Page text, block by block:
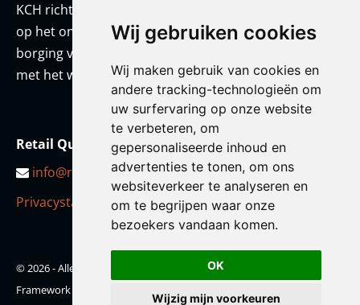
Wij gebruiken cookies
Wij maken gebruik van cookies en
andere tracking-technologieën om
uw surfervaring op onze website
te verbeteren, om
gepersonaliseerde inhoud en
advertenties te tonen, om ons
websiteverkeer te analyseren en
om te begrijpen waar onze
bezoekers vandaan komen.
OK
Wijzig mijn voorkeuren
KCH richt zich met een team van onderwijskundigen
op het ontwikkelen van prestatiestandaarden en
borging van kwaliteit. KCH werkt altijd in co-creatie
met het werkveld en/of met haar opdrachtgever.
Retail Qualification Framework
info@retailqf.nl
Privacystatement
© 2026 - Alle rechten voorbehouden - Retail Qualification
Framework